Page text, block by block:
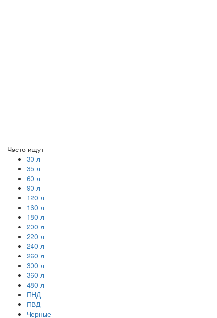
Часто ищут
30 л
35 л
60 л
90 л
120 л
160 л
180 л
200 л
220 л
240 л
260 л
300 л
360 л
480 л
ПНД
ПВД
Черные